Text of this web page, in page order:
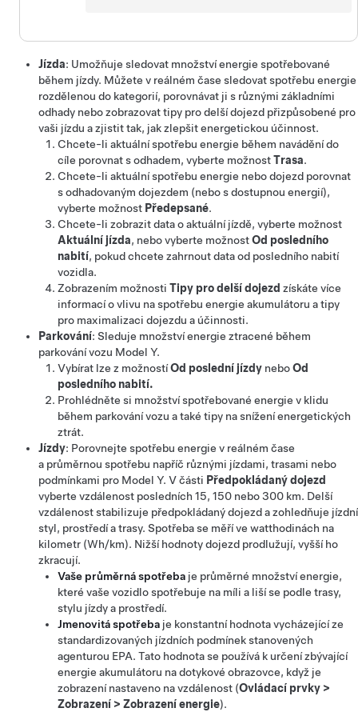
Jízda: Umožňuje sledovat množství energie spotřebované
během jízdy. Můžete v reálném čase sledovat spotřebu energie
rozdělenou do kategorií, porovnávat ji s různými základními
odhady nebo zobrazovat tipy pro delší dojezd přizpůsobené pro
vaši jízdu a zjistit tak, jak zlepšit energetickou účinnost.
Chcete-li aktuální spotřebu energie během navádění do
cíle porovnat s odhadem, vyberte možnostTrasa.
Chcete-li aktuální spotřebu energie nebo dojezd porovnat
s odhadovaným dojezdem (nebo s dostupnou energií),
vyberte možnost Předepsané.
Chcete-li zobrazit data o aktuální jízdě, vyberte možnost
Aktuální jízda, nebo vyberte možnostOd posledního
nabití, pokud chcete zahrnout data od posledního nabití
vozidla.
Zobrazením možnosti Tipy pro delší dojezd získáte více
informací o vlivu na spotřebu energie akumulátoru a tipy
pro maximalizaci dojezdu a účinnosti.
Parkování: Sleduje množství energie ztracené během
parkování vozu Model Y.
Vybírat lze z možnostíOd poslední jízdy neboOd
posledního nabití.
Prohlédněte si množství spotřebované energie v klidu
během parkování vozu a také tipy na snížení energetických
ztrát.
Jízdy: Porovnejte spotřebu energie v reálném čase
a průměrnou spotřebu napříč různými jízdami, trasami nebo
podmínkami pro Model Y. V části Předpokládaný dojezd
vyberte vzdálenost posledních 15, 150 nebo 300 km. Delší
vzdálenost stabilizuje předpokládaný dojezd a zohledňuje jízdní
styl, prostředí a trasy. Spotřeba se měří ve watthodinách na
kilometr (Wh/km). Nižší hodnoty dojezd prodlužují, vyšší ho
zkracují.
Vaše průměrná spotřeba je průměrné množství energie,
které vaše vozidlo spotřebuje na míli a liší se podle trasy,
stylu jízdy a prostředí.
Jmenovitá spotřeba je konstantní hodnota vycházející ze
standardizovaných jízdních podmínek stanovených
agenturou EPA. Tato hodnota se používá k určení zbývající
energie akumulátoru na dotykové obrazovce, když je
zobrazení nastaveno na vzdálenost (Ovládací prvky >
Zobrazení > Zobrazení energie).